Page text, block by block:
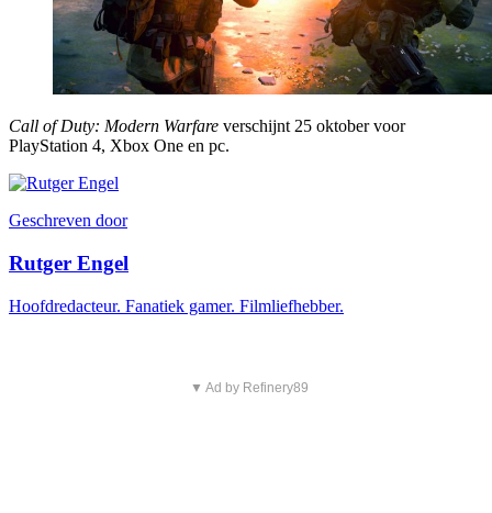
Call of Duty: Modern Warfare verschijnt 25 oktober voor
PlayStation 4, Xbox One en pc.
Geschreven door
Rutger Engel
Hoofdredacteur. Fanatiek gamer. Filmliefhebber.
▼ Ad by Refinery89